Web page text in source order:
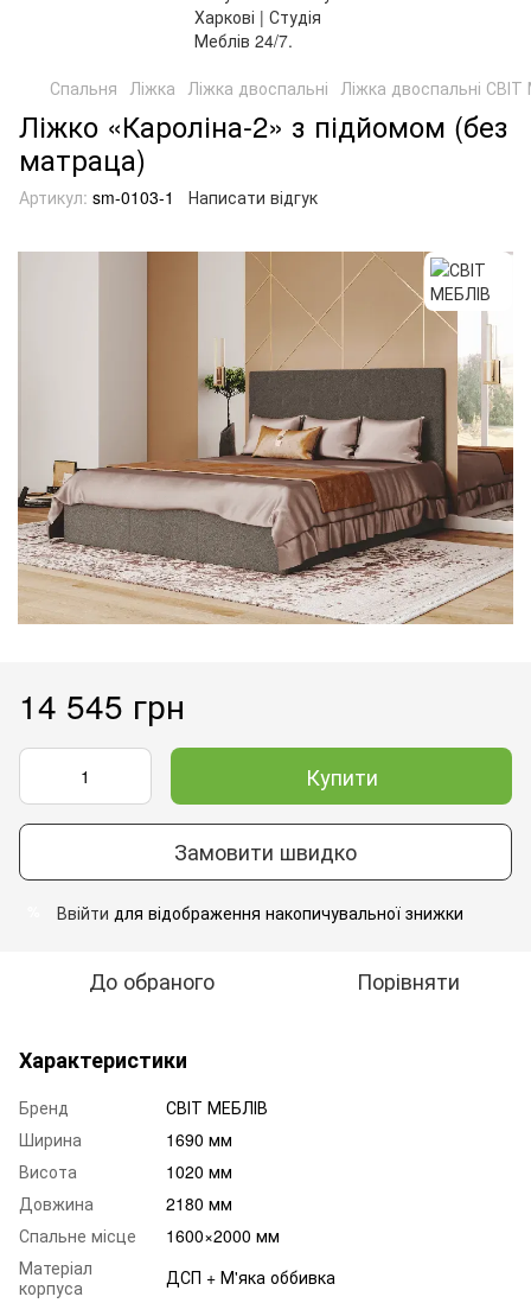
Спальня Ліжка Ліжка двоспальні Ліжка двоспальні
Ліжко «Кароліна-2» з підйомом (без
матраца)
Артикул: sm-0103-1 Написати відгук
14 545 грн
Купити
Замовити швидко
Ввійти для відображення накопичувальної знижки
До обраного Порівняти
Характеристики
Бренд
СВІТ МЕБЛІВ
Ширина
1690 мм
Висота
1020 мм
Довжина
2180 мм
Спальне місце
1600×2000 мм
Матеріал
корпуса
ДСП + М'яка оббивка